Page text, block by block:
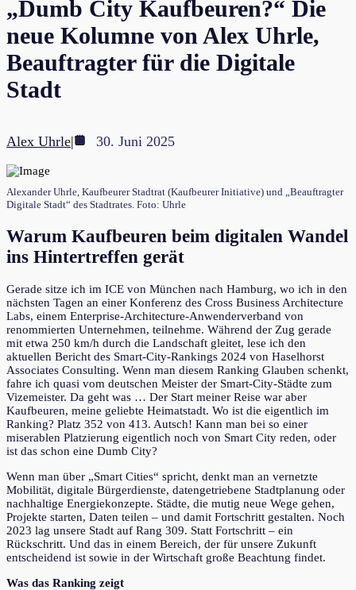
„Dumb City Kaufbeuren?“ Die
neue Kolumne von Alex Uhrle,
Beauftragter für die Digitale
Stadt
Alex Uhrle| 30. Juni 2025
Alexander Uhrle, Kaufbeurer Stadtrat (Kaufbeurer Initiative) und „Beauftragter
Digitale Stadt“ des Stadtrates. Foto: Uhrle
Warum Kaufbeuren beim digitalen Wandel
ins Hintertreffen gerät
Gerade sitze ich im ICE von München nach Hamburg, wo ich in den
nächsten Tagen an einer Konferenz des Cross Business Architecture
Labs, einem Enterprise-Architecture-Anwenderverband von
renommierten Unternehmen, teilnehme. Während der Zug gerade
mit etwa 250 km/h durch die Landschaft gleitet, lese ich den
aktuellen Bericht des Smart-City-Rankings 2024 von Haselhorst
Associates Consulting. Wenn man diesem Ranking Glauben schenkt,
fahre ich quasi vom deutschen Meister der Smart-City-Städte zum
Vizemeister. Da geht was … Der Start meiner Reise war aber
Kaufbeuren, meine geliebte Heimatstadt. Wo ist die eigentlich im
Ranking? Platz 352 von 413. Autsch! Kann man bei so einer
miserablen Platzierung eigentlich noch von Smart City reden, oder
ist das schon eine Dumb City?
Wenn man über „Smart Cities“ spricht, denkt man an vernetzte
Mobilität, digitale Bürgerdienste, datengetriebene Stadtplanung oder
nachhaltige Energiekonzepte. Städte, die mutig neue Wege gehen,
Projekte starten, Daten teilen – und damit Fortschritt gestalten. Noch
2023 lag unsere Stadt auf Rang 309. Statt Fortschritt – ein
Rückschritt. Und das in einem Bereich, der für unsere Zukunft
entscheidend ist sowie in der Wirtschaft große Beachtung findet.
Was das Ranking zeigt